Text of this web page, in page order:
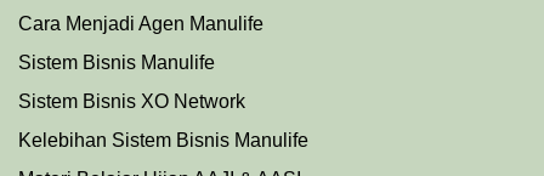
Cara Menjadi Agen Manulife
Sistem Bisnis Manulife
Sistem Bisnis XO Network
Kelebihan Sistem Bisnis Manulife